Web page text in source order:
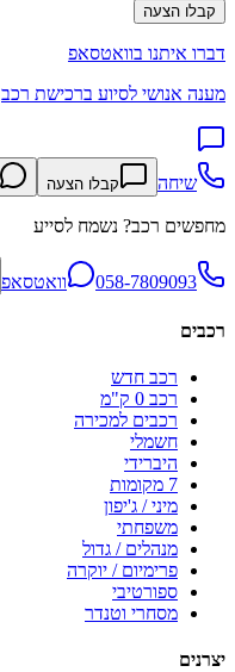
קבלו הצעה
דברו איתנו בוואטסאפ
מענה אנושי לסיוע ברכישת רכב
שיחה קבלו הצעה
מחפשים רכב? נשמח לסייע
058-7809093 וואטסאפ
רכבים
רכב חדש
רכב 0 ק"מ
רכבים למכירה
חשמלי
היברידי
7 מקומות
מיני / ג'יפון
משפחתי
מנהלים / גדול
פרימיום / יוקרה
ספורטיבי
מסחרי וטנדר
יצרנים